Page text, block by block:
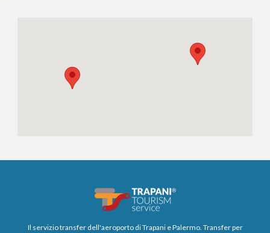
Il servizio transfer dell'aeroporto di Trapani e Palermo. Transfer per